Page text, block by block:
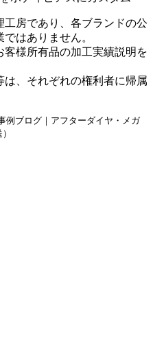
房であり、各ブランドの公
はありません。
様所有品の加工実績説明を
、それぞれの権利者に帰属
例ブログ｜アフターダイヤ・メガ